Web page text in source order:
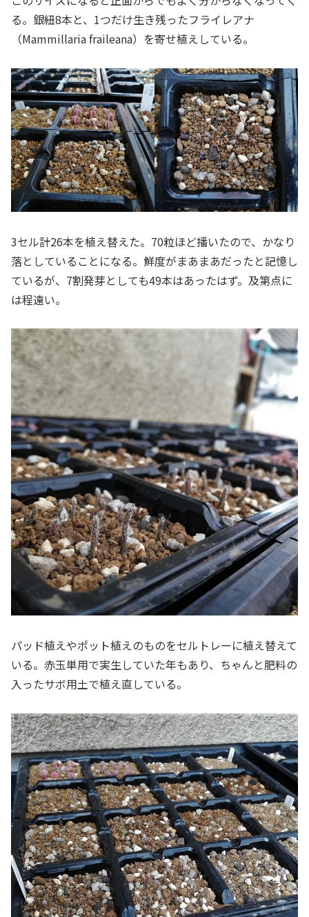
る。銀紐8本と、1つだけ生き残ったフライレアナ
（Mammillaria fraileana）を寄せ植えしている。
3セル計26本を植え替えた。70粒ほど播いたので、かなり
落としていることになる。鮮度がまあまあだったと記憶し
ているが、7割発芽としても49本はあったはず。及第点に
は程遠い。
パッド植えやポット植えのものをセルトレーに植え替えて
いる。赤玉単用で実生していた年もあり、ちゃんと肥料の
入ったサボ用土で植え直している。